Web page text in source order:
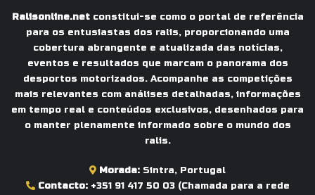
Ralisonline.netconstitui-se como o portal de referência
para os entusiastas dos ralis, proporcionando uma
cobertura abrangente e atualizada das notícias,
eventos e resultados que marcam o panorama dos
desportos motorizados. Acompanhe as competições
mais relevantes com análises detalhadas, informações
em tempo real e conteúdos exclusivos, desenhados para
o manter plenamente informado sobre o mundo dos
ralis.
Morada: Sintra, Portugal
Contacto: +351 91 417 50 03(Chamada para a rede